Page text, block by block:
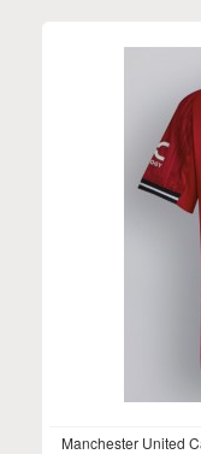
Manchester United